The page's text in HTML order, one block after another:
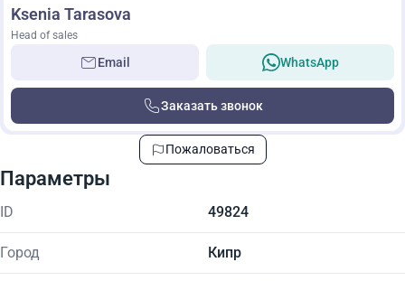
Ksenia Tarasova
Head of sales
Email WhatsApp
Заказать звонок
Пожаловаться
Параметры
ID 49824
Город Кипр